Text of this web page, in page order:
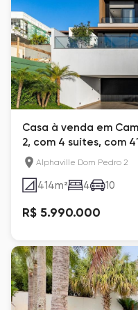
Casa à venda em
2, com 4 suítes, com
Alphaville Dom Pedro 2
414m² 4 10
R$ 5.990.000